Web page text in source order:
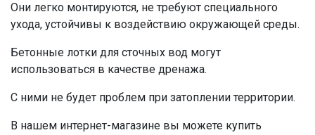
Они легко монтируются, не требуют специального
ухода, устойчивы к воздействию окружающей среды.
Бетонные лотки для сточных вод могут
использоваться в качестве дренажа.
С ними не будет проблем при затоплении территории.
В нашем интернет-магазине вы можете купить